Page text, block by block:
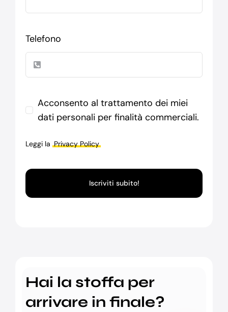
Telefono
Acconsento al trattamento dei miei
dati personali per finalità commerciali.
Leggi la Privacy Policy
Iscriviti subito!
Hai la stoffa per
arrivare in finale?